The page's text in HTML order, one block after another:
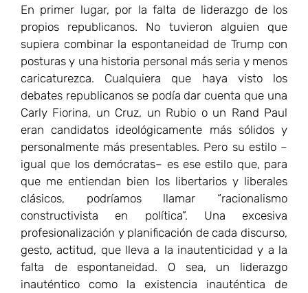
En primer lugar, por la falta de liderazgo de los
propios republicanos. No tuvieron alguien que
supiera combinar la espontaneidad de Trump con
posturas y una historia personal más seria y menos
caricaturezca. Cualquiera que haya visto los
debates republicanos se podía dar cuenta que una
Carly Fiorina, un Cruz, un Rubio o un Rand Paul
eran candidatos ideológicamente más sólidos y
personalmente más presentables. Pero su estilo –
igual que los demócratas– es ese estilo que, para
que me entiendan bien los libertarios y liberales
clásicos, podríamos llamar “racionalismo
constructivista en política”. Una excesiva
profesionalización y planificación de cada discurso,
gesto, actitud, que lleva a la inautenticidad y a la
falta de espontaneidad. O sea, un liderazgo
inauténtico como la existencia inauténtica de